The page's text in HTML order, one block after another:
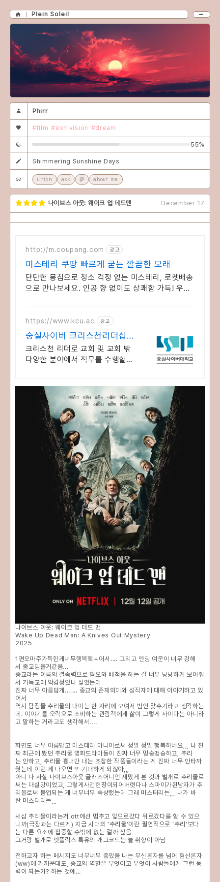
Plein Soleil
Phirr
#film #exhivision #dream
55%
Shimmering Sunshine Days
union ask 夢 about me
나이브스 아웃: 웨이크 업 데드맨 December 17
http://m.coupang.com 광고
미스테리 쿠팡 빠르게 굳는 깔끔한 모래
단단한 뭉침으로 청소 걱정 없는 미스테리, 로켓배송
으로 만나보세요. 인공 향 없이도 상쾌함 가득! 우리
https://www.kcu.ac 광고
숭실사이버 크리스천리더십학
과 신편입생 모집 중!
크리스천 리더로 교회 및 교회 밖
다양한 분야에서 직무를 수행할수
학교! 100% 온라인강의!
나이브스 아웃: 웨이크 업 데드 맨
Wake Up Dead Man: A Knives Out Mystery
2025
1편오마주가득한게너무행복햌ㅅ어서.... 그리고 엔딩 여운이 너무 강해
서 종교믿을거같음...
종교라는 이름의 결속력으로 혐오와 배척을 하는 걸 너무 낭낭하게 보여줘
서 기독교에 악감정있나 싳었는데
진짜 너무 아름답게....... 종교의 존재의미와 성직자에 대해 이야기하고 있
어서
역시 탐정물 추리물의 대미는 한 자리에 모여서 범인 맞추기라고 생각하는
데. 이야기를 오락으로 소비하는 관람객에게 삶이 그렇게 사이다는 아니라
고 말하는 거라고도 생각해서....
화면도 너무 아름답고 미스테리 마니아로써 정말 정말 행복하네요,,, 나 진
짜 최근에 봤던 추리물 영화드라마들이 진짜 너무 밍숭맹숭하고, 추리
는 안하고, 추리물 흉내만 내는 조잡한 작품들이라는 게 진짜 너무 안타까
웟는데 이런 게 나오면 또 기대하게 되잖아,,,
아니 나 사실 나이브스아웃 글래스어니언 재밌게 본 것과 별개로 추리물로
써는 대실망이었고, 그렇게사건현장이되어버렷다나 스파이가된남자가 추
리물로써 붐업되는 게 너무너무 속상했는데 그래 미스터리는,,, 내가 바
란 미스터리는,,,
새삼 추리물이라는거 ott에선 멈추고 앞으로갔다 뒤로갔다를 할 수 있으
니까(극장과는 다르게) 지금 시대의 '추리물'이란 필연적으로 '추리'보다
는 다른 요소에 집중할 수밖에 없는 걸까 싶음
그거랑 별개로 넷플릭스 특유의 개그코드는 늘 취향이 아님
전하고자 하는 메시지도 너무너무 좋았음 나는 무신론자를 넘어 혐신론자
(ww)에 가까운데도, 종교의 역할은 무엇이고 무엇이 사람들에게 그런 동
력이 되는가? 하는 것에...